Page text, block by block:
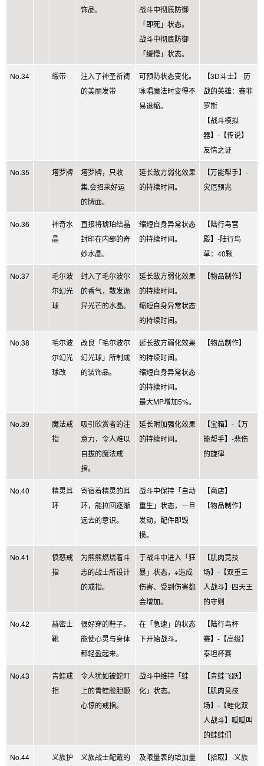
饰品。
战斗中彻底防御
「即死」状态。
战斗中彻底防御
「缓慢」状态。
No.34 缎带
注入了神圣祈祷
的美丽发带
可预防状态变化。
咏唱魔法时变得不
易退缩。
【3D斗士】-历
战的英雄：赛菲
罗斯
【战斗模拟
器】-【传说】
友情之证
No.35 塔罗牌
塔罗牌，只收
集.会招来好运
的牌面。
延长敌方弱化效果
的持续时间。
【万能帮手】-
灾厄预兆
No.36
神奇水
晶
直接将琥珀结晶
封印在内部的奇
妙水晶。
缩短自身异常状态
的持续时间。
【陆行鸟宫
殿】-陆行鸟
草：40颗
No.37
毛尔波
尔幻光
球
封入了毛尔波尔
的香气，散发诡
异光芒的水晶。
延长敌方弱化效果
的持续时间。
缩短自身异常状态
的持续时间。
【物品制作】
No.38
毛尔波
尔幻光
球改
改良「毛尔波尔
幻光球」所制成
的装饰品。
延长敌方弱化效果
的持续时间。
缩短自身异常状态
的持续时间。
最大MP增加5%。
【物品制作】
No.39
魔法戒
指
吸引欣赏者的注
意力，令人难以
自拔的魔法戒
指。
延长附加强化效果
的持续时间。
【宝箱】-【万
能帮手】-悲伤
的旋律
No.40
精灵耳
环
寄宿着精灵的耳
环，能拉回逐渐
远去的意识。
战斗中保持「自动
重生」状态，一旦
发动，配件即毁
损。
【商店】
【物品制作】
No.41
愤怒戒
指
为熊熊燃烧着斗
志的战士所设计
的戒指。
于战斗中进入「狂
暴」状态，※造成
伤害、受到伤害都
会增加。
【肌肉竞技
场】-【双重三
人战斗】四天王
的守则
No.42
赫密士
靴
很好穿的鞋子，
能使心灵与身体
都轻盈起来。
在「急速」的状态
下开始战斗。
【陆行鸟杯
赛】-【高级】
泰坦杯赛
No.43
青蛙戒
指
令人犹如被蛇盯
上的青蛙般胆颤
心惊的戒指。
战斗中维持「蛙
化」状态。
【青蛙飞跃】
【肌肉竞技
场】-【蛙化双
人战斗】呱呱叫
的蛙蛙们
No.44
义族护
义族战士配戴的
及限量表的增加量
【拾取】-义族